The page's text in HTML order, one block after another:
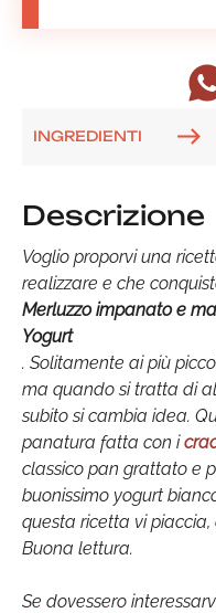
INGREDIENTI
Descrizione
Voglio proporvi una
realizzare e che
Merluzzo impanato e
Yogurt
. Solitamente ai più
ma quando si tratta di
subito si cambia idea.
panatura fatta con i
classico pan grattato e
buonissimo yogurt
questa ricetta vi
Buona lettura.
Se dovessero